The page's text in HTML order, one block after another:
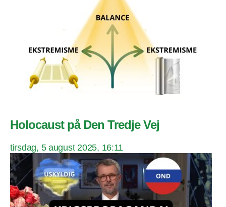
Holocaust på Den Tredje Vej
tirsdag, 5 august 2025, 16:11